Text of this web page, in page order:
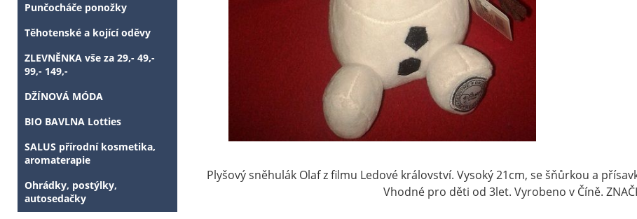
Plyšový sněhulák Olaf z filmu Ledové království. Vysoký 21cm, se šňůrkou a
Vhodné pro děti od 3let. Vyrobeno v Číně.
Punčocháče ponožky
Těhotenské a kojící oděvy
ZLEVNĚNKA vše za 29,- 49,-
99,- 149,-
DŽÍNOVÁ MÓDA
BIO BAVLNA Lotties
SALUS přírodní kosmetika,
aromaterapie
Ohrádky, postýlky,
autosedačky